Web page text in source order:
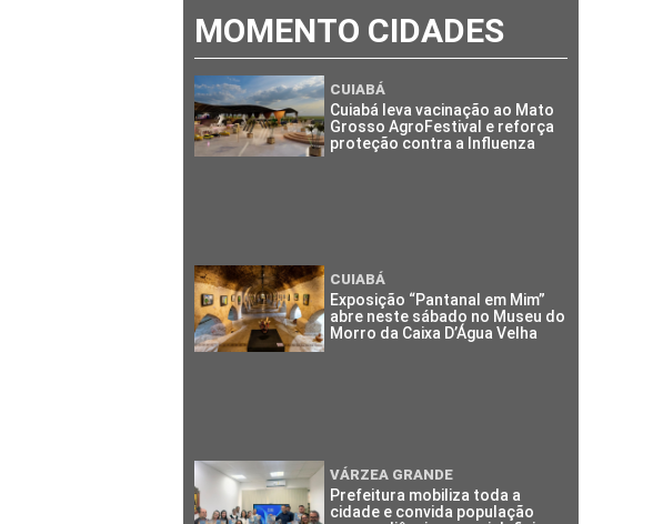
MOMENTO CIDADES
CUIABÁ
Cuiabá leva vacinação ao Mato
Grosso AgroFestival e reforça
proteção contra a Influenza
CUIABÁ
Exposição “Pantanal em Mim”
abre neste sábado no Museu do
Morro da Caixa D’Água Velha
VÁRZEA GRANDE
Prefeitura mobiliza toda a
cidade e convida população